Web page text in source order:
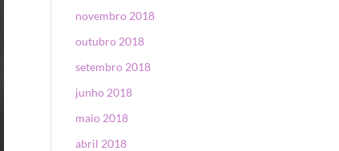
novembro 2018
outubro 2018
setembro 2018
junho 2018
maio 2018
abril 2018